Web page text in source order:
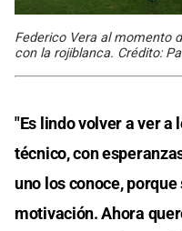
Federico Vera al momento
con la rojiblanca. Crédito:
"Es lindo volver a ver a
técnico, con
uno los conoce,
motivación. Ahora